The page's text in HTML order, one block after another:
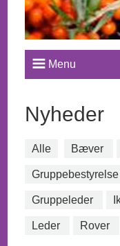
Menu
Nyheder
Alle Bæver
Gruppebestyrelse
Gruppeleder
Leder Rover